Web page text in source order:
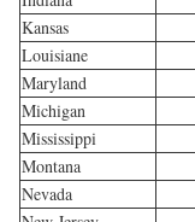
Kansas
Louisiane
Maryland
Michigan
Mississippi
Montana
Nevada